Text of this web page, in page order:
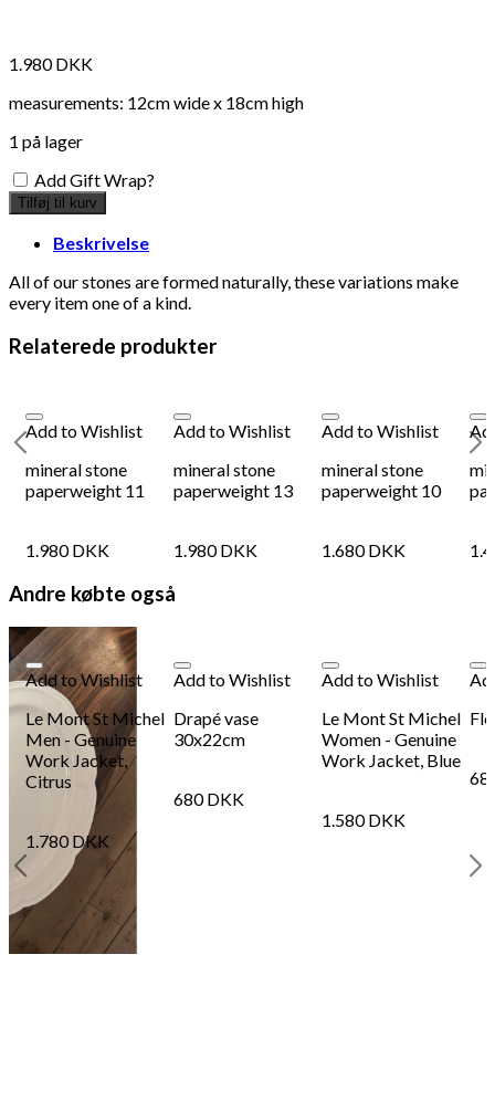
1.980DKK
measurements: 12cm wide x 18cm high
1 på lager
Add Gift Wrap?
Tilføj til kurv
Beskrivelse
All of our stones are formed naturally, these variations make
every item one of a kind.
Relaterede produkter
Add to Wishlist
mineral stone
paperweight 11
1.980DKK
Add to Wishlist
mineral stone
paperweight 13
1.980DKK
Add to Wishlist
mineral stone
paperweight 10
1.680DKK
Andre købte også
Add to Wishlist
Le Mont St Michel
Men - Genuine
Work Jacket,
Citrus
1.780DKK
Add to Wishlist
Drapé vase
30x22cm
680DKK
Add to Wishlist
Le Mont St Michel
Women - Genuine
Work Jacket, Blue
1.580DKK